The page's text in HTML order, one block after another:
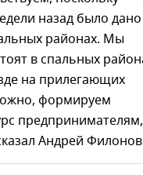
назад было дано
районах. Мы
в спальных
на прилегающих
формируем
предпринимателям,
Андрей